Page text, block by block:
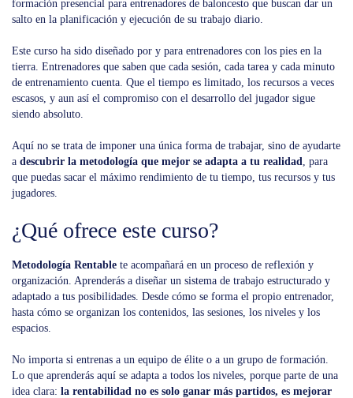
formación presencial para entrenadores de baloncesto que buscan dar un
salto en la planificación y ejecución de su trabajo diario.
Este curso ha sido diseñado por y para entrenadores con los pies en la
tierra. Entrenadores que saben que cada sesión, cada tarea y cada minuto
de entrenamiento cuenta. Que el tiempo es limitado, los recursos a veces
escasos, y aun así el compromiso con el desarrollo del jugador sigue
siendo absoluto.
Aquí no se trata de imponer una única forma de trabajar, sino de ayudarte
a descubrir la metodología que mejor se adapta a tu realidad
, para
que puedas sacar el máximo rendimiento de tu tiempo, tus recursos y tus
jugadores.
¿Qué ofrece este curso?
Metodología Rentable te acompañará en un proceso de reflexión y
organización. Aprenderás a diseñar un sistema de trabajo estructurado y
adaptado a tus posibilidades. Desde cómo se forma el propio entrenador,
hasta cómo se organizan los contenidos, las sesiones, los niveles y los
espacios.
No importa si entrenas a un equipo de élite o a un grupo de formación.
Lo que aprenderás aquí se adapta a todos los niveles, porque parte de una
idea clara: la rentabilidad no es solo ganar más partidos, es mejorar